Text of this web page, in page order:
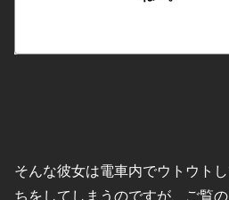
そんな彼女は電車内でウトウト
ちをしてしまうのですが、ご覧